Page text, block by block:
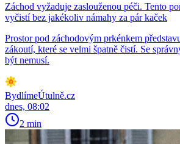
Záchod vyžaduje zaslouženou péči. Tento
vyčistí bez jakékoliv námahy za pár kaček
Prostor pod záchodovým prkénkem
zákoutí, které se velmi špatně čistí. Se
být nemusí.
BydlímeÚtulně.cz
dnes, 08:02
2 min